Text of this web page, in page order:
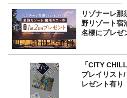
リゾナーレ那
野リゾート宿
名様にプレゼ
「CITY
プレイリスト
レゼント有り